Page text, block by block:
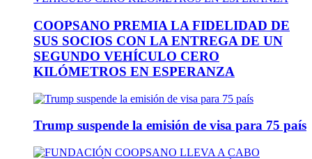
COOPSANO PREMIA LA FIDELIDAD DE
SUS SOCIOS CON LA ENTREGA DE UN
SEGUNDO VEHÍCULO CERO
KILÓMETROS EN ESPERANZA
Trump suspende la emisión de visa para 75 país